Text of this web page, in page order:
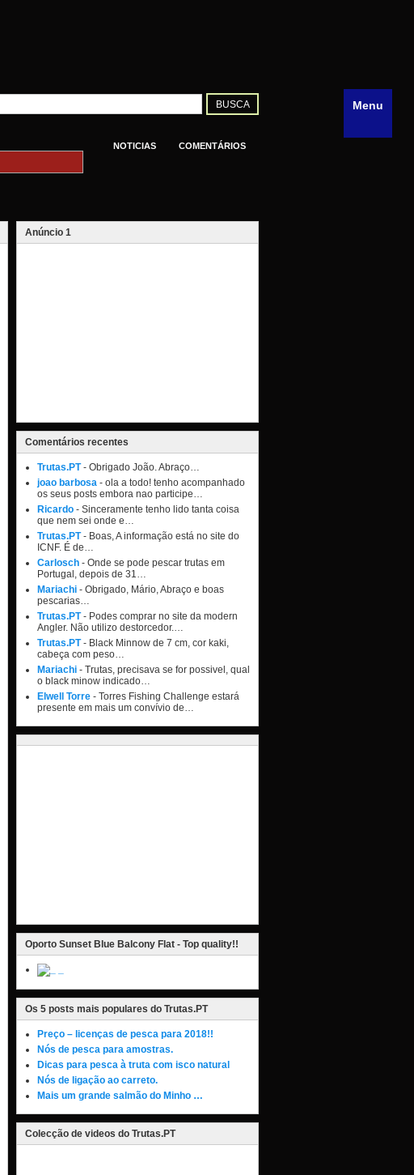
NOTICIAS
COMENTÁRIOS
Anúncio 1
Comentários recentes
Trutas.PT- Obrigado João. Abraço…
joao barbosa - ola a todo! tenho acompanhado
os seus posts embora nao participe…
Ricardo - Sinceramente tenho lido tanta coisa
que nem sei onde e…
Trutas.PT- Boas, A informação está no site do
ICNF. É de…
Carlosch - Onde se pode pescar trutas em
Portugal, depois de 31…
Mariachi - Obrigado, Mário, Abraço e boas
pescarias…
Trutas.PT- Podes comprar no site da modern
Angler. Não utilizo destorcedor.…
Trutas.PT- Black Minnow de 7 cm, cor kaki,
cabeça com peso…
Mariachi - Trutas, precisava se for possivel, qual
o black minow indicado…
Elwell Torre - Torres Fishing Challenge estará
presente em mais um convívio de…
Oporto Sunset Blue Balcony Flat - Top quality!!
Os 5 posts mais populares do Trutas.PT
Preço – licenças de pesca para 2018!!
Nós de pesca para amostras.
Dicas para pesca à truta com isco natural
Nós de ligação ao carreto.
Mais um grande salmão do Minho …
Colecção de videos do Trutas.PT
Menu